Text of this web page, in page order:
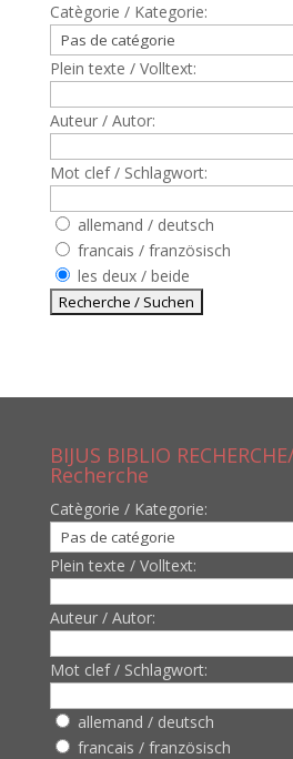
Catègorie / Kategorie:
Plein texte / Volltext:
Auteur / Autor:
Mot clef / Schlagwort:
allemand / deutsch
francais / französisch
les deux / beide
BIJUS BIBLIO
Recherche
Catègorie / Kategorie:
Plein texte / Volltext:
Auteur / Autor:
Mot clef / Schlagwort:
allemand / deutsch
francais / französisch